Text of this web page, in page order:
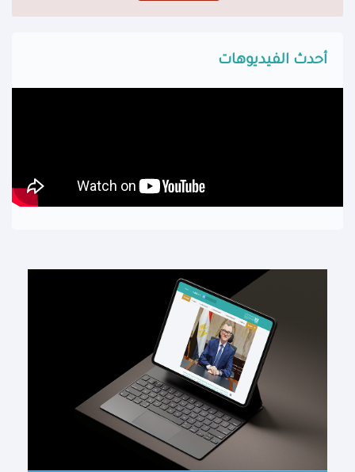
أحدث الفيديوهات